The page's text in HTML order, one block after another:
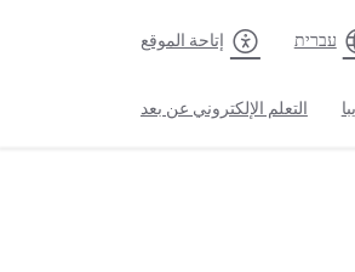
עברית إتاحة الموقع
التعلم الإلكتروني عن بعد